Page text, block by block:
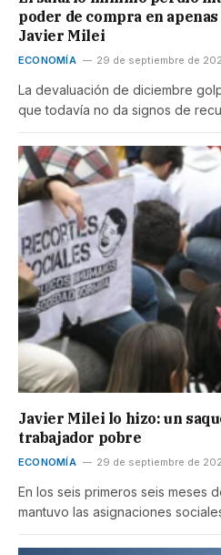
poder de compra en
Javier Milei
ECONOMÍA 29 de septiembre de
La devaluación de diciembre
que todavía no da signos de
Javier Milei lo hizo: un
trabajador pobre
ECONOMÍA 29 de septiembre de
En los seis primeros seis meses
mantuvo las asignaciones